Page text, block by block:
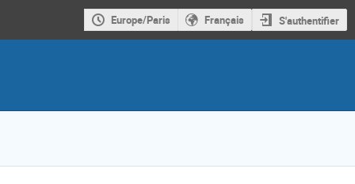
Europe/Paris Français S'authentifier